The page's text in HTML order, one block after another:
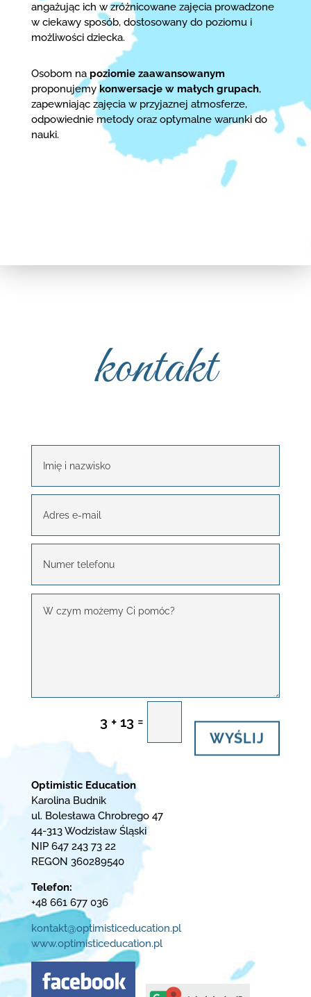
angażując ich w zróżnicowane zajęcia prowadzone
w ciekawy sposób, dostosowany do poziomu i
możliwości dziecka.
Osobom na poziomie zaawansowanym
proponujemykonwersacje w małych grupach,
zapewniając zajęcia w przyjaznej atmosferze,
odpowiednie metody oraz optymalne warunki do
nauki.
kontakt
3 + 13 =
WYŚLIJ
Optimistic Education
Karolina Budnik
ul. Bolesława Chrobrego 47
44-313 Wodzisław Śląski
NIP 647 243 73 22
REGON 360289540
Telefon:
+48 661 677 036
kontakt@optimisticeducation.pl
www.optimisticeducation.pl